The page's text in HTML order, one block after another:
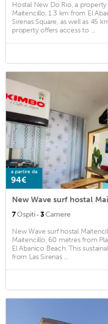
Hostal New Do Rio, a
Maitencillo, 1.3 km from El
Sirenas Square, as well as 45
property offers access to ...
a partire da
94€
New Wave surf hostal
7Ospiti · 3Camere
New Wave surf hostal
Maitencillo, 60 metres from
El Abanico Beach. This
from Las Sirenas ...